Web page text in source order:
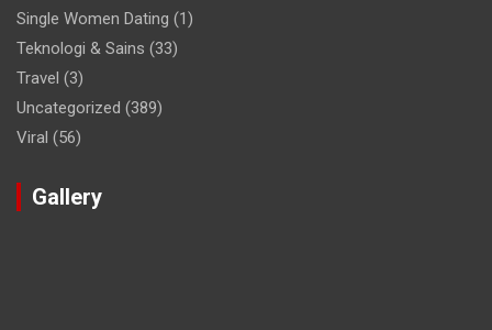
Single Women Dating (1)
Teknologi & Sains (33)
Travel (3)
Uncategorized (389)
Viral (56)
Gallery